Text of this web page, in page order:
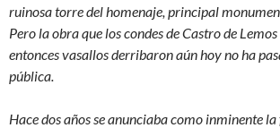
ruinosa torre del homenaje, principal
Pero la obra que los condes de Castro de
entonces vasallos derribaron aún hoy no ha
pública.
Hace dos años se anunciaba como inminente